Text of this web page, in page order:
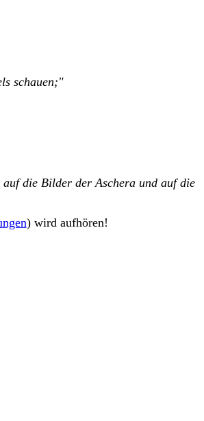
schauen;"
die Bilder der Aschera und auf die
) wird aufhören!